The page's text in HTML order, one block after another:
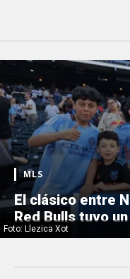
Foto: Llezica Xot
MLS
El clásico entre
Red Bulls tuvo